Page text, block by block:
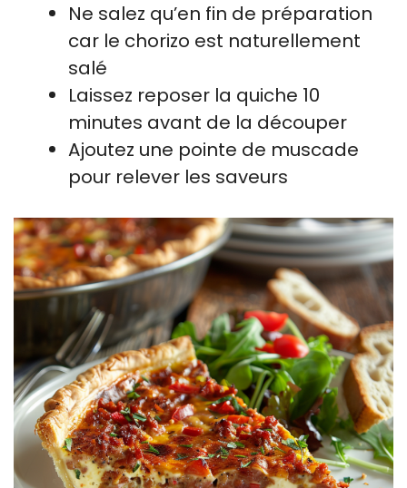
Ne salez qu’en fin de préparation
car le chorizo est naturellement
salé
Laissez reposer la quiche 10
minutes avant de la découper
Ajoutez une pointe de muscade
pour relever les saveurs